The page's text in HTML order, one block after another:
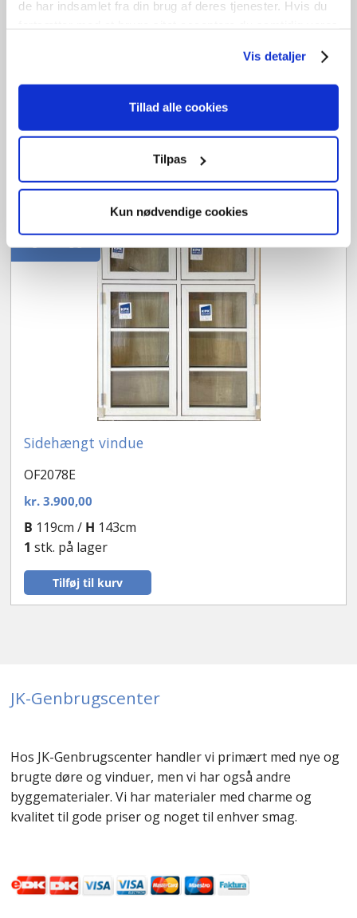
de har indsamlet fra din brug af deres tjenester. Hvis du
Vis detaljer
Tillad alle cookies
Tilpas
Kun nødvendige cookies
Sidehængt vindue
143cm
1stk. på lager
Sidehængt vindue
OF2078E
kr.3.900,00
Tilføj til kurv
B 119cm / H 143cm
1 stk. på lager
JK-Genbrugscenter
Hos JK-Genbrugscenter handler vi primært med nye og
brugte døre og vinduer, men vi har også andre
byggematerialer. Vi har materialer med charme og
kvalitet til gode priser og noget til enhver smag.